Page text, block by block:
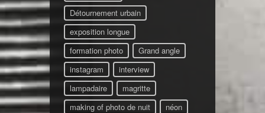
Détournement urbain
exposition longue
formation photo
Grand angle
instagram
interview
lampadaire
magritte
making of photo de nuit
néon